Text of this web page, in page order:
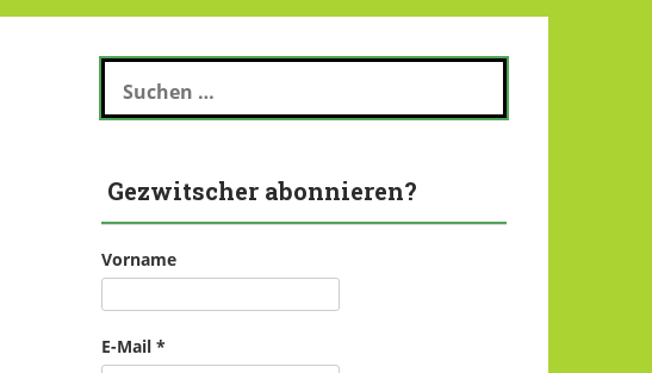
Suchen
nach:
Gezwitscher abonnieren?
Vorname
E-Mail *